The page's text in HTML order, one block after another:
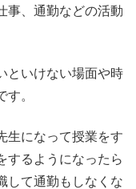
事、通勤などの活動
といけない場面や時
。
生になって授業をす
するようになったら
して通勤もしなくな